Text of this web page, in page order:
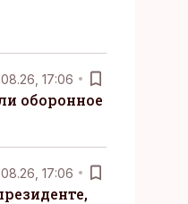
17:06
оборонное
17:06